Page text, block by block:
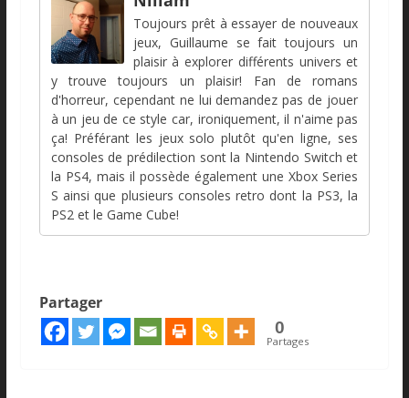
Toujours prêt à essayer de nouveaux
jeux, Guillaume se fait toujours un
plaisir à explorer différents univers et
y trouve toujours un plaisir! Fan de romans
d'horreur, cependant ne lui demandez pas de jouer
à un jeu de ce style car, ironiquement, il n'aime pas
ça! Préférant les jeux solo plutôt qu'en ligne, ses
consoles de prédilection sont la Nintendo Switch et
la PS4, mais il possède également une Xbox Series
S ainsi que plusieurs consoles retro dont la PS3, la
PS2 et le Game Cube!
Partager
0
Partages